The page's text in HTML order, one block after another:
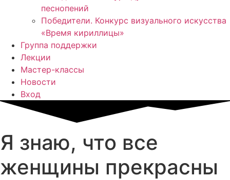
песнопений
Победители. Конкурс визуального искусства
«Время кириллицы»
Группа поддержки
Лекции
Мастер-классы
Новости
Вход
Я знаю, что все
женщины прекрасны